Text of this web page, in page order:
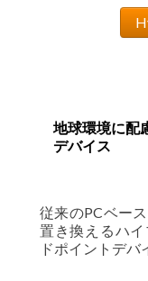
地球環境に配
デバイス
従来のPCベー
置き換えるハ
ドポイントデバ